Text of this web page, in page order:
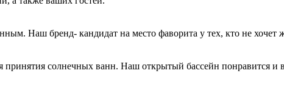
Наш бренд- кандидат на место фаворита у тех, кто не хочет
принятия солнечных ванн. Наш открытый бассейн понравится и